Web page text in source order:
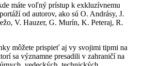
máte voľný prístup k exkluzívnemu
od autorov, ako sú O. Andrásy, J.
V. Hauzer, G. Murín, K. Peteraj, R.
môžete prispieť aj vy svojimi tipmi na
sa významne presadili v zahraničí na